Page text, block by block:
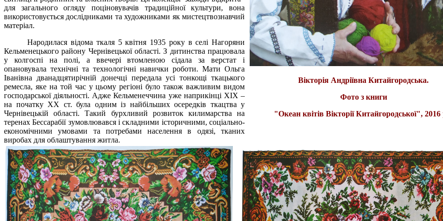
Вікторія Андріївна Китайгородська.
Фото з книги
"Океан квітів Вікторії Китайгородської", 2016
для загального огляду поціновувачів традиційної культури, вона
використовується дослідниками та художниками як мистецтвознавчий
матеріал.
Народилася відома ткаля 5 квітня 1935 року в селі Нагоряни
Кельменецького району Чернівецької області. З дитинства працювала
у колгоспі на полі, а ввечері втомленою сідала за верстат і
опановувала технічні та технологічні навички роботи. Мати Ольга
Іванівна дванадцятирічній донечці передала усі тонкощі ткацького
ремесла, яке на той час у цьому регіоні було також важливим видом
господарської діяльності. Адже Кельменеччина уже наприкінці ХІХ –
на початку ХХ ст. була одним із найбільших осередків ткацтва у
Чернівецькій області. Такий бурхливий розвиток килимарства на
теренах Бессарабії зумовлювався і складними історичними, соціально-
економічними умовами та потребами населення в одязі, тканих
виробах для облаштування житла.